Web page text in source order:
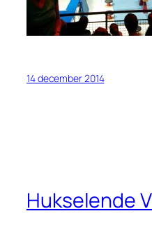
14 december 2014
Hukselende